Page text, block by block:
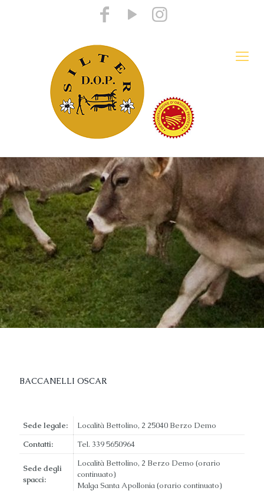
BACCANELLI OSCAR
Sede legale:
Località Bettolino, 2 25040 Berzo Demo
Contatti:
Tel. 339 5650964
Sede degli
spacci:
Località Bettolino, 2 Berzo Demo (orario
continuato)
Malga Santa Apollonia (orario continuato)